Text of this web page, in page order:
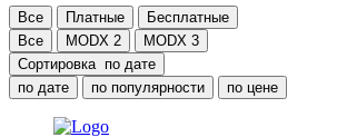
Все Платные
Бесплатные
Все
MODX 2
MODX 3
Сортировка по дате
по дате
по популярности по цене